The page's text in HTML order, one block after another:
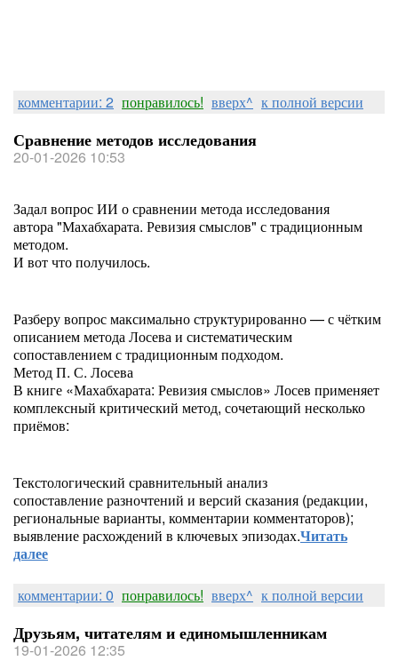
комментарии: 2 понравилось! вверх^ к полной версии
Сравнение методов исследования
20-01-2026 10:53
Задал вопрос ИИ о сравнении метода исследования
автора "Махабхарата. Ревизия смыслов" с традиционным
методом.
И вот что получилось.
Разберу вопрос максимально структурированно — с чётким
описанием метода Лосева и систематическим
сопоставлением с традиционным подходом.
Метод П. С. Лосева
В книге «Махабхарата: Ревизия смыслов» Лосев применяет
комплексный критический метод, сочетающий несколько
приёмов:
Текстологический сравнительный анализ
сопоставление разночтений и версий сказания (редакции,
региональные варианты, комментарии комментаторов);
выявление расхождений в ключевых эпизодах.Читать
далее
комментарии: 0 понравилось! вверх^ к полной версии
Друзьям, читателям и единомышленникам
19-01-2026 12:35